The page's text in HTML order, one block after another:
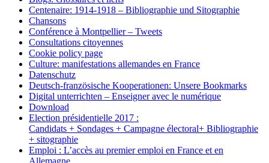
Centenaire: 1914-1918 – Bibliographie und Sitographie
Chansons
Conférence à Montpellier – Tweets
Consultations citoyennes
Cookie policy page
Culture: manifestations allemandes en France
Datenschutz
Deutsch-französische Kooperationen: Unsere Bookmarks
Digital unterrichten – Enseigner avec le numérique
Download
Election présidentielle 2017 :
Candidats + Sondages + Campagne électoral+ Bibliographie
+ sitographie
Emploi : L’accès au premier emploi en France et en